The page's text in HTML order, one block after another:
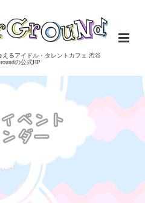
るアイドル・タレントカフェ 渋谷
の公式HP